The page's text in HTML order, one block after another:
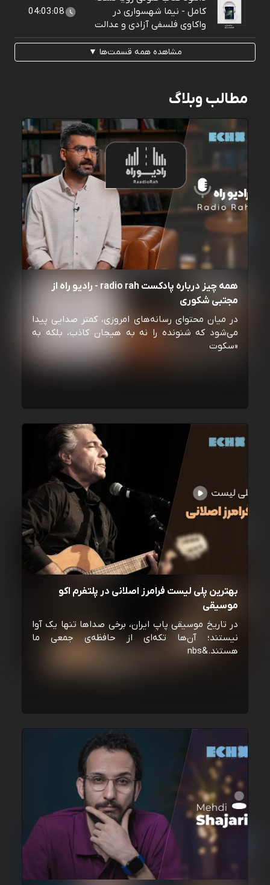
کامل - نیما شهسواری در
واکاوی فلسفی آزادی و عدالت
04:03:08
مشاهده همه قسمت‌ها ▼
مطالب وبلاگ
همه چیز درباره پادکست radio rah - رادیو راه از
مجتبی شکوری
در میان محتوای رسانه‌های امروزی، کمتر صدایی پیدا
می‌شود که شنونده را نه به هیجان کاذب، بلکه به
«سکوت
بهترین پلی لیست فرامرز اصلانی در پلتفرم اکو
موسیقی
در تاریخ موسیقی پاپ ایران، برخی صداها تنها یک آوا
نیستند؛ آن‌ها تکه‌ای از حافظه‌ی جمعی ما
هستند.&nbs